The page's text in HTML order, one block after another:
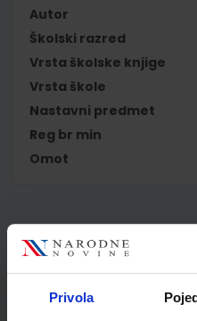
Privola
Autor
Školski razred
Vrsta školske knjige
Vrsta škole
Nastavni predmet
Reg br min
Omot
Kupci najčešće